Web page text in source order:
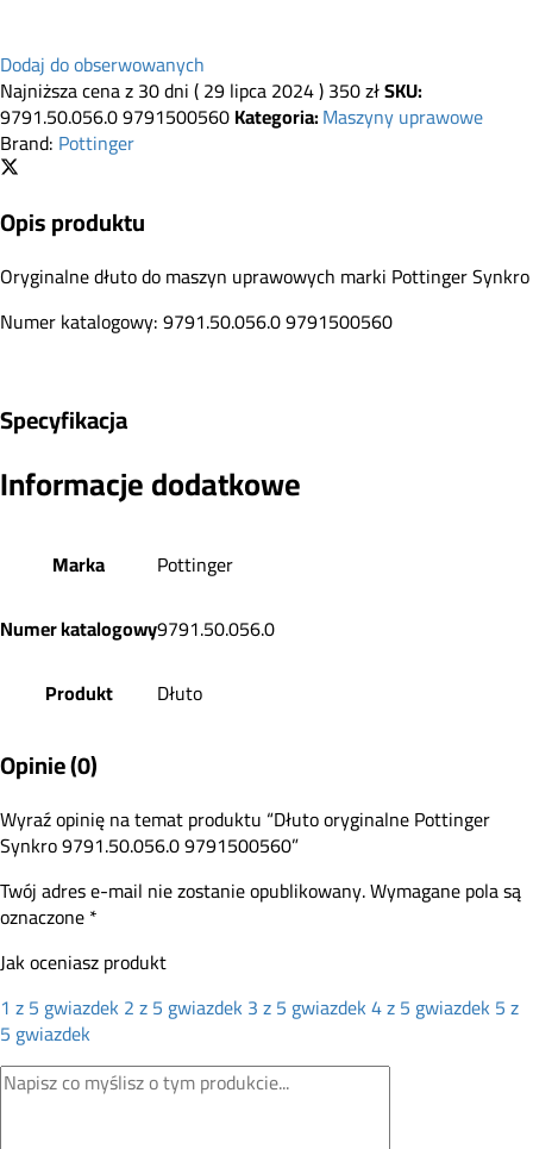
Dodaj do obserwowanych
Najniższa cena z 30 dni (29 lipca 2024)350złSKU:
9791.50.056.0 9791500560Kategoria:Maszyny uprawowe
Brand: Pottinger
Opis produktu
Oryginalne dłuto do maszyn uprawowych marki Pottinger Synkro
Numer katalogowy: 9791.50.056.0 9791500560
Specyfikacja
Informacje dodatkowe
Marka
Pottinger
Numer katalogowy9791.50.056.0
Produkt
Dłuto
Opinie (0)
Wyraź opinię na temat produktu “Dłuto oryginalne Pottinger
Synkro 9791.50.056.0 9791500560”
Twój adres e-mail nie zostanie opublikowany.Wymagane pola są
oznaczone*
Jak oceniasz produkt
1 z 5 gwiazdek2 z 5 gwiazdek3 z 5 gwiazdek4 z 5 gwiazdek5 z
5 gwiazdek